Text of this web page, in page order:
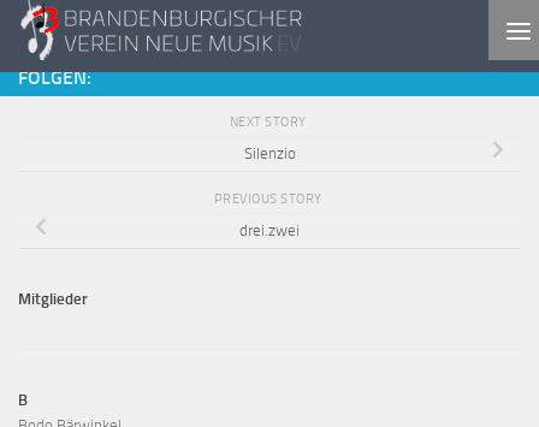
Skip to content
FOLGEN:
NEXT STORY
Silenzio
PREVIOUS STORY
drei.zwei
Mitglieder
B